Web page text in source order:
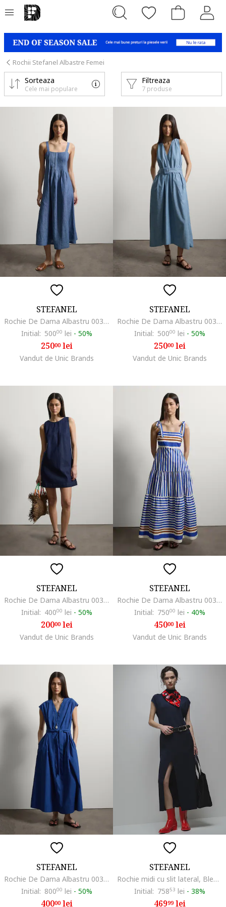
Rochii Stefanel Albastre Femei
Filtreaza
7 produse
Sorteaza
Cele mai populare
STEFANEL
Rochie De Dama Albastru 003570975
Initial: 50000 lei - 50%
25000lei
Vandut de Unic Brands
STEFANEL
Rochie De Dama Albastru 003570963
Initial: 50000 lei - 50%
25000lei
Vandut de Unic Brands
STEFANEL
Rochie De Dama Albastru 003570995
Initial: 40000 lei - 50%
20000lei
Vandut de Unic Brands
STEFANEL
Rochie De Dama Albastru 003571127
Initial: 75000 lei - 40%
45000lei
Vandut de Unic Brands
STEFANEL
Rochie De Dama Albastru 003571137
Initial: 80000 lei - 50%
40000lei
STEFANEL
Rochie midi cu slit lateral, Bleumarin
Initial: 75853 lei - 38%
46999lei